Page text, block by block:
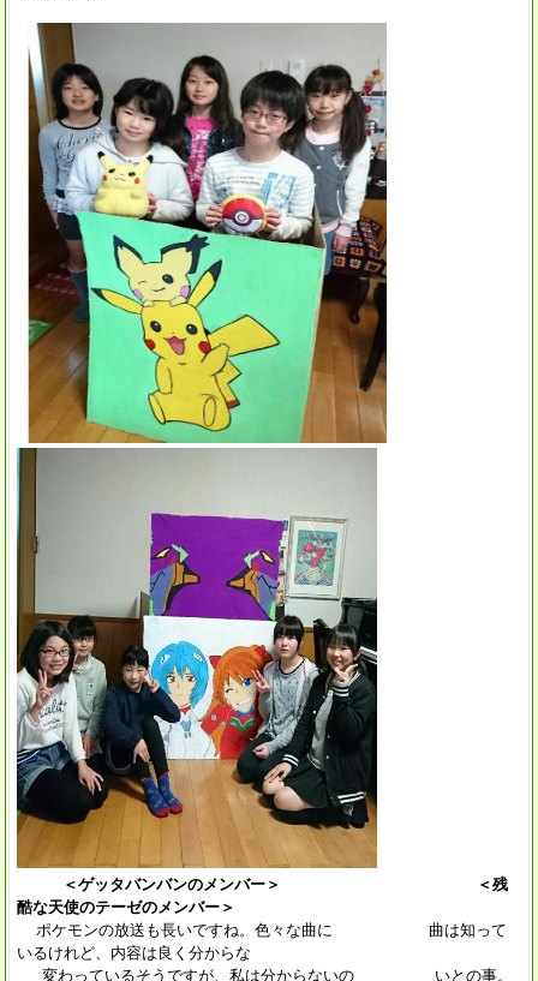
＜ゲッタバンバンのメンバー＞ ＜残
酷な天使のテーゼのメンバー＞
ポケモンの放送も長いですね。色々な曲に 曲は知って
いるけれど、内容は良く分からな
変わっているそうですが、私は分からないの いとの事。